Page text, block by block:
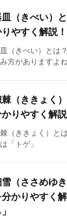
（きべい）
やすく解説
（きべい）とは
方がありますよ
（ききょく
りやすく解
（ききょく）と
「トゲ」
（ささめゆ
分かりやすく